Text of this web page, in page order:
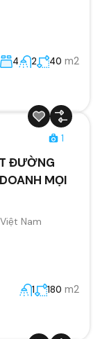
4 2 40 m2
1
ĐƯỜNG
MỌI
Nam
1 180 m2